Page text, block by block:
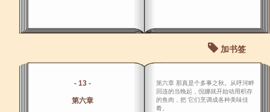
加书签
- 13 -
第六章
第六章 那真是个多事之秋。从呼河畔
回连的当晚起，倪娜就开始动用积存
的鱼肉，把 它们烹调成各种美味佳
肴。